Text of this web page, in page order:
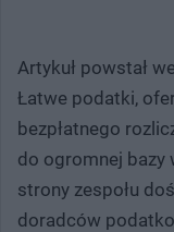
Artykuł powstał
Łatwe podatki,
bezpłatnego
do ogromnej bazy
strony zespołu
doradców